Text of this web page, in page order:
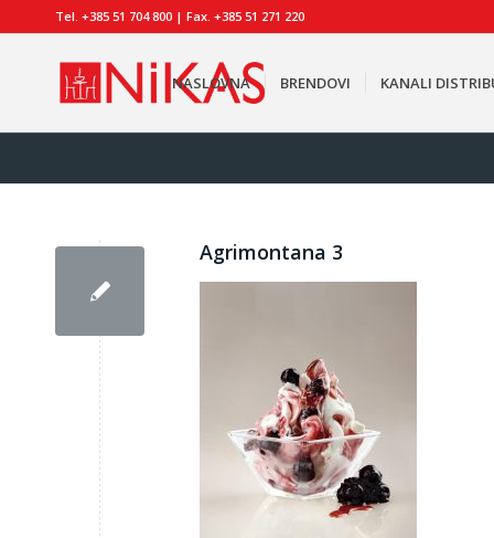
Tel. +385 51 704 800 | Fax. +385 51 271 220
NASLOVNA BRENDOVI KANALI
Agrimontana 3